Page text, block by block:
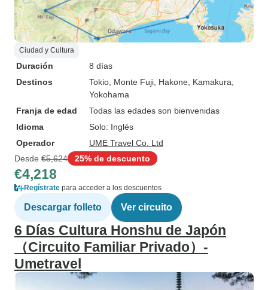
Ciudad y Cultura
Duración
8 días
Destinos
Tokio , Monte Fuji , Hakone , Kamakura
Yokohama
Franja de edad
Todas las edades son bienvenidas
Idioma
Solo: Inglés
Operador
UME Travel Co. Ltd
Desde €5,624 25% de descuento
€4,218
Regístrate para acceder a los descuentos
Descargar folleto Ver circuito
6 Días Cultura Honshu de Japón
（Circuito Familiar Privado）-
Umetravel